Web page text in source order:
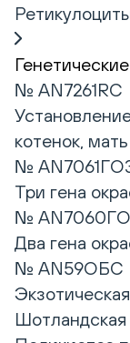
№ AN7261RC
котенок,
№
Три гена
№
Два гена
№ AN59ОБС
Шотландская